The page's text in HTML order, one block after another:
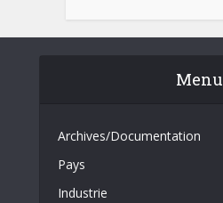
Menu
Archives/Documentation
Pays
Industrie